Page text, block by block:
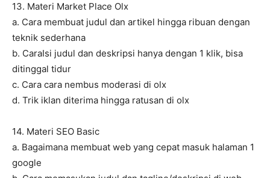
13. Materi Market Place Olx
a. Cara membuat judul dan artikel hingga ribuan dengan
teknik sederhana
b. CaraIsi judul dan deskripsi hanya dengan 1 klik, bisa
ditinggal tidur
c. Cara cara nembus moderasi di olx
d. Trik iklan diterima hingga ratusan di olx
14. Materi SEO Basic
a. Bagaimana membuat web yang cepat masuk halaman 1
google